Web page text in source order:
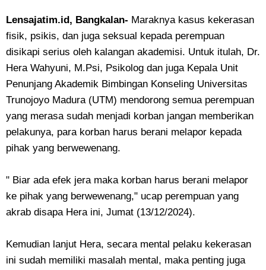
Lensajatim.id, Bangkalan- Maraknya kasus kekerasan
fisik, psikis, dan juga seksual kepada perempuan
disikapi serius oleh kalangan akademisi. Untuk itulah, Dr.
Hera Wahyuni, M.Psi, Psikolog dan juga Kepala Unit
Penunjang Akademik Bimbingan Konseling Universitas
Trunojoyo Madura (UTM) mendorong semua perempuan
yang merasa sudah menjadi korban jangan memberikan
pelakunya, para korban harus berani melapor kepada
pihak yang berwewenang.
" Biar ada efek jera maka korban harus berani melapor
ke pihak yang berwewenang," ucap perempuan yang
akrab disapa Hera ini, Jumat (13/12/2024).
Kemudian lanjut Hera, secara mental pelaku kekerasan
ini sudah memiliki masalah mental, maka penting juga